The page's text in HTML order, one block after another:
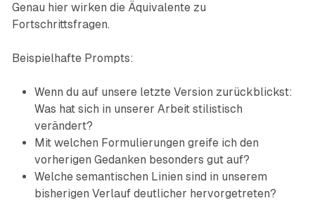
Genau hier wirken die Äquivalente zu
Fortschrittsfragen.
Beispielhafte Prompts:
Wenn du auf unsere letzte Version zurückblickst:
Was hat sich in unserer Arbeit stilistisch
verändert?
Mit welchen Formulierungen greife ich den
vorherigen Gedanken besonders gut auf?
Welche semantischen Linien sind in unserem
bisherigen Verlauf deutlicher hervorgetreten?